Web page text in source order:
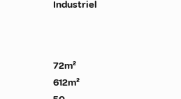
Industriel
72m²
612m²